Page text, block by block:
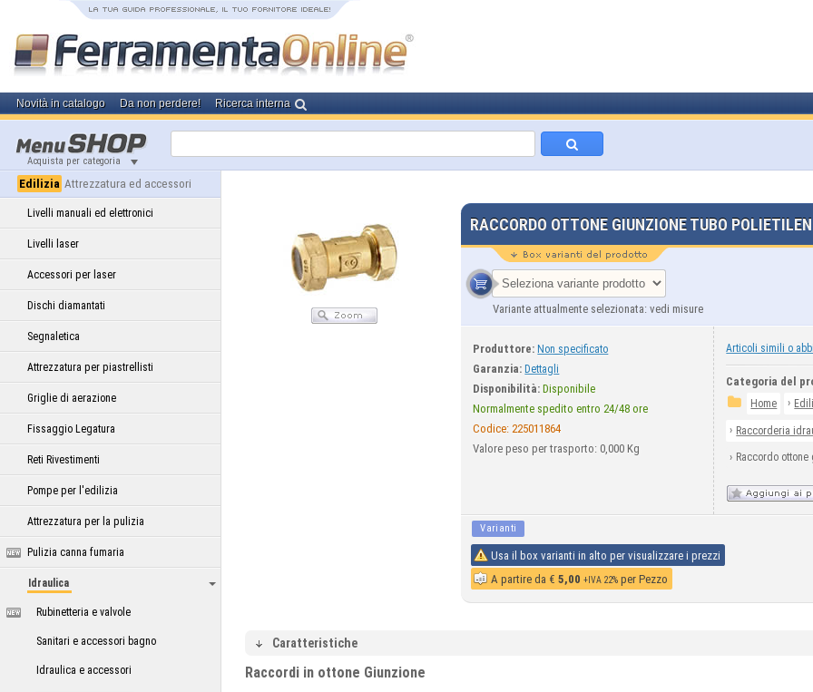
Novità in catalogo Da non perdere! Ricerca interna
Acquista per categoria
Edilizia Attrezzatura ed accessori
Livelli manuali ed elettronici
Livelli laser
Accessori per laser
Dischi diamantati
Segnaletica
Attrezzatura per piastrellisti
Griglie di aerazione
Fissaggio Legatura
Reti Rivestimenti
Pompe per l'edilizia
Attrezzatura per la pulizia
Pulizia canna fumaria
Idraulica
Rubinetteria e valvole
Sanitari e accessori bagno
Idraulica e accessori
RACCORDO OTTONE GIUNZIONE TUBO
Variante attualmente selezionata: vedi misure
Produttore: Non specificato
Garanzia: Dettagli
Disponibilità: Disponibile
Normalmente spedito entro 24/48 ore
Codice:225011864
Valore peso per trasporto: 0,000 Kg
Articoli simili o
Categoria del
Home ›
› Raccorderia
› Raccordo
Varianti
Usa il box varianti in alto per visualizzare i prezzi
A partire da € 5,00 +IVA 22% per Pezzo
Caratteristiche
Raccordi in ottone Giunzione